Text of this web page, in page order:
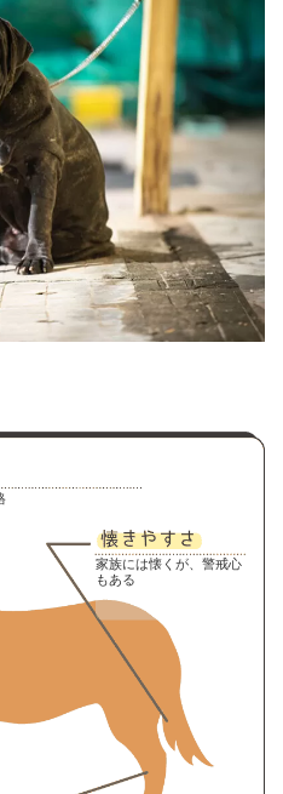
家族には懐くが、警戒心
もある